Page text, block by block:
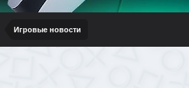
Игровые новости